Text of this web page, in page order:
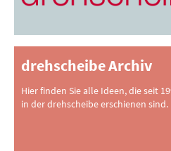
drehscheibe Archiv
Hier finden Sie alle Ideen, die seit
in der drehscheibe erschienen sind.